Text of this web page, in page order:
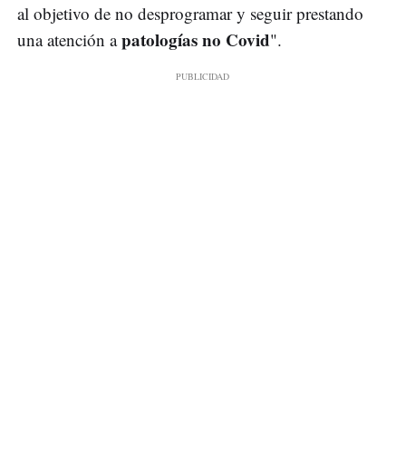
al objetivo de no desprogramar y seguir prestando
una atención apatologías no Covid".